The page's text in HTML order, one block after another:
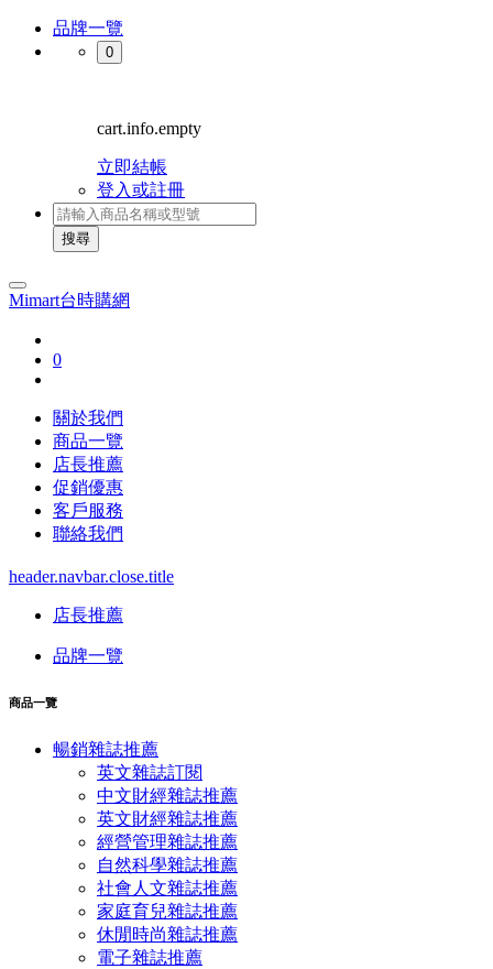
品牌一覽
0
cart.info.empty
立即結帳
登入或註冊
搜尋
Mimart台時購網
0
關於我們
商品一覽
店長推薦
促銷優惠
客戶服務
聯絡我們
header.navbar.close.title
店長推薦
品牌一覽
商品一覽
暢銷雜誌推薦
英文雜誌訂閱
中文財經雜誌推薦
英文財經雜誌推薦
經營管理雜誌推薦
自然科學雜誌推薦
社會人文雜誌推薦
家庭育兒雜誌推薦
休閒時尚雜誌推薦
電子雜誌推薦